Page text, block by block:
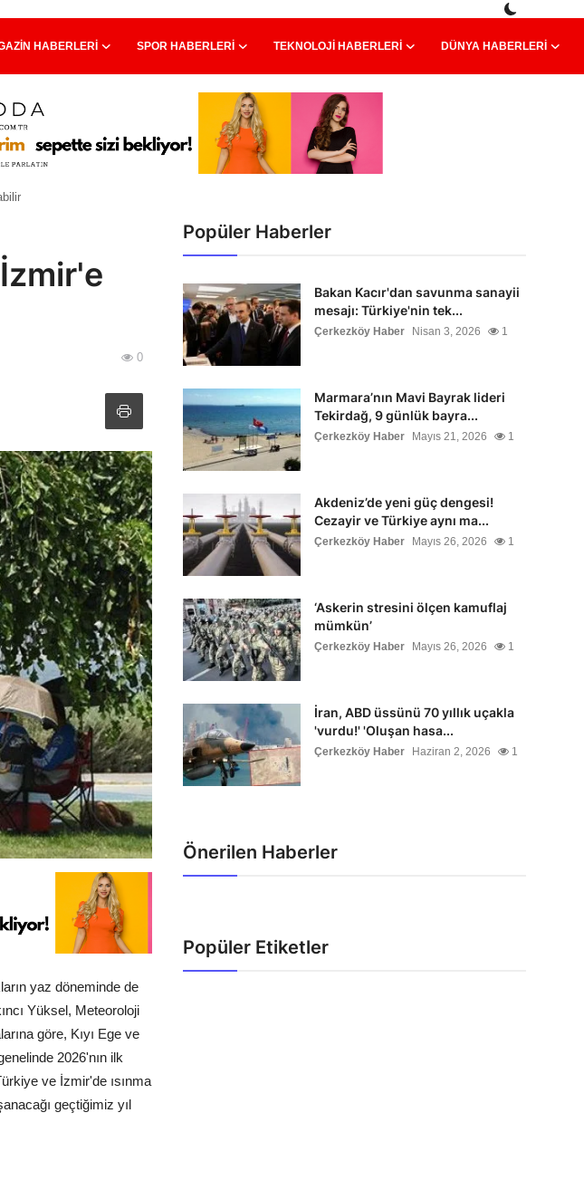
HABERLERI SPOR HABERLERI TEKNOLOJI HABERLERI DÜNYA HABERLERI
0
yaz döneminde de
Yüksel, Meteoroloji
göre, Kıyı Ege ve
2026'nın ilk
ve İzmir'de ısınma
geçtiğimiz yıl
Popüler Haberler
Bakan Kacır'dan savunma sanayii
mesajı: Türkiye'nin tek...
Çerkezköy Haber Nisan 3, 2026 1
Marmara’nın Mavi Bayrak lideri
Tekirdağ, 9 günlük bayra...
Çerkezköy Haber Mayıs 21, 2026 1
Akdeniz’de yeni güç dengesi!
Cezayir ve Türkiye aynı ma...
Çerkezköy Haber Mayıs 26, 2026 1
‘Askerin stresini ölçen kamuflaj
mümkün’
Çerkezköy Haber Mayıs 26, 2026 1
İran, ABD üssünü 70 yıllık uçakla
'vurdu!' 'Oluşan hasa...
Çerkezköy Haber Haziran 2, 2026 1
Önerilen Haberler
Popüler Etiketler